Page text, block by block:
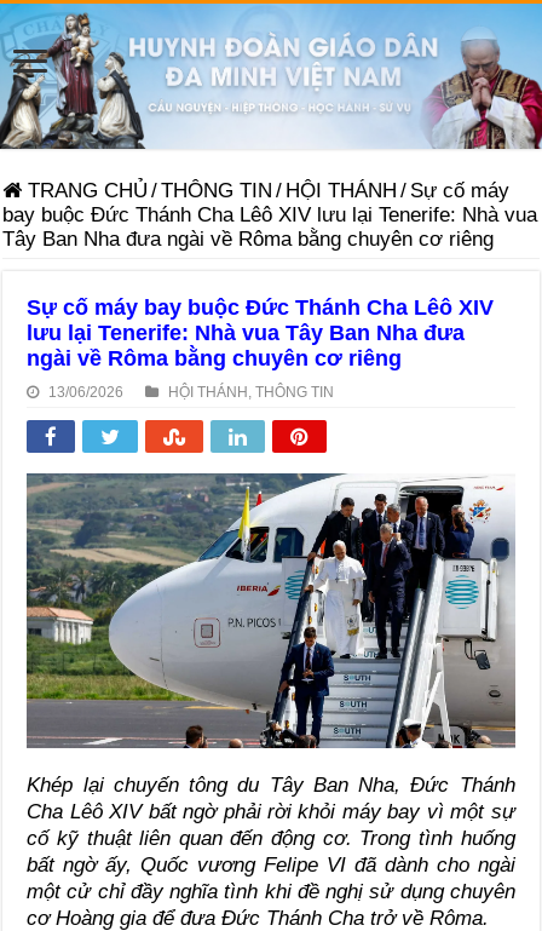
TRANG CHỦ /THÔNG TIN / HỘI THÁNH / Sự cố máy
bay buộc Đức Thánh Cha Lêô XIV lưu lại Tenerife: Nhà vua
Tây Ban Nha đưa ngài về Rôma bằng chuyên cơ riêng
Sự cố máy bay buộc Đức Thánh Cha Lêô XIV
lưu lại Tenerife: Nhà vua Tây Ban Nha đưa
ngài về Rôma bằng chuyên cơ riêng
13/06/2026 HỘI THÁNH ,THÔNG TIN
Khép lại chuyến tông du Tây Ban Nha, Đức Thánh
Cha Lêô XIV bất ngờ phải rời khỏi máy bay vì một sự
cố kỹ thuật liên quan đến động cơ. Trong tình huống
bất ngờ ấy, Quốc vương Felipe VI đã dành cho ngài
một cử chỉ đầy nghĩa tình khi đề nghị sử dụng chuyên
cơ Hoàng gia để đưa Đức Thánh Cha trở về Rôma.